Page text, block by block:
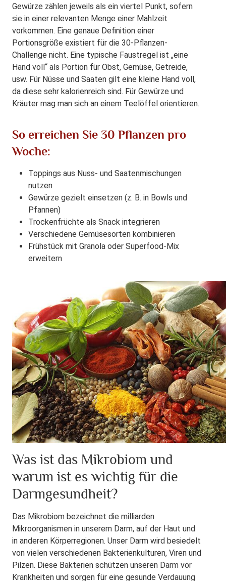
Gewürze zählen jeweils als ein viertel Punkt, sofern
sie in einer relevanten Menge einer Mahlzeit
vorkommen. Eine genaue Definition einer
Portionsgröße existiert für die 30-Pflanzen-
Challenge nicht. Eine typische Faustregel ist „eine
Hand voll“ als Portion für Obst, Gemüse, Getreide,
usw. Für Nüsse und Saaten gilt eine kleine Hand voll,
da diese sehr kalorienreich sind. Für Gewürze und
Kräuter mag man sich an einem Teelöffel orientieren.
So erreichen Sie 30 Pflanzen pro
Woche:
Toppings aus Nuss- und Saatenmischungen
nutzen
Gewürze gezielt einsetzen (z. B. in Bowls und
Pfannen)
Trockenfrüchte als Snack integrieren
Verschiedene Gemüsesorten kombinieren
Frühstück mit Granola oder Superfood-Mix
erweitern
Was ist das Mikrobiom und
warum ist es wichtig für die
Darmgesundheit?
Das Mikrobiom bezeichnet die milliarden
Mikroorganismen in unserem Darm, auf der Haut und
in anderen Körperregionen. Unser Darm wird besiedelt
von vielen verschiedenen Bakterienkulturen, Viren und
Pilzen. Diese Bakterien schützen unseren Darm vor
Krankheiten und sorgen für eine gesunde Verdauung